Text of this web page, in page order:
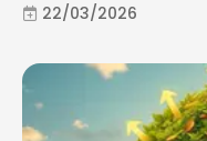
22/03/2026